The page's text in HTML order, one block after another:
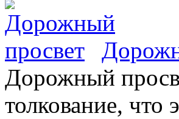
Дорожный
толкование, что